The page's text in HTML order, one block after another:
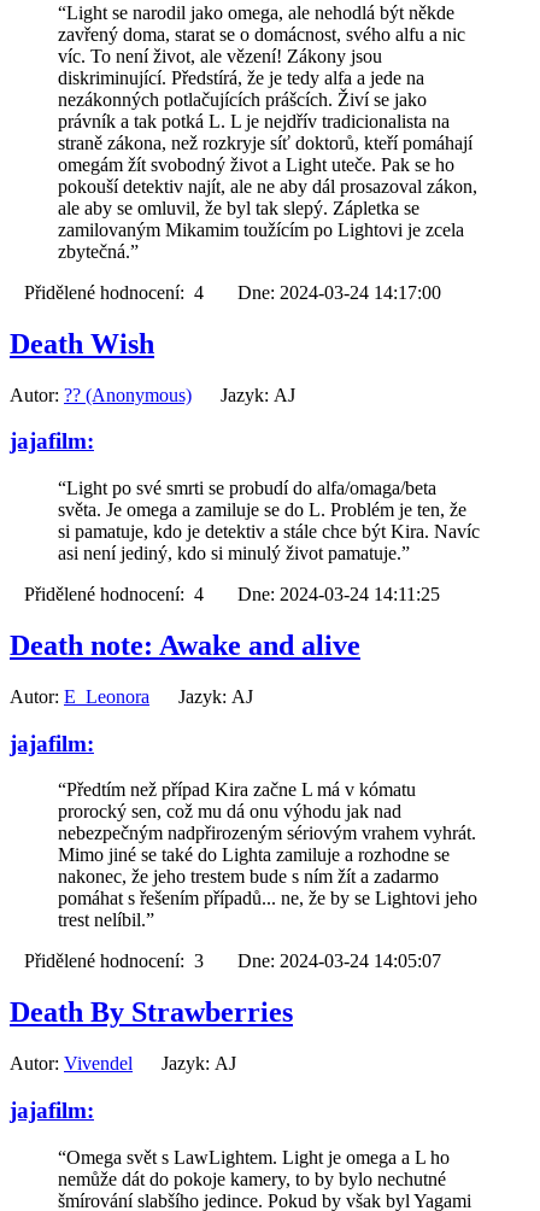
“Light se narodil jako omega, ale nehodlá být někde
zavřený doma, starat se o domácnost, svého alfu a nic
víc. To není život, ale vězení! Zákony jsou
diskriminující. Předstírá, že je tedy alfa a jede na
nezákonných potlačujících prášcích. Živí se jako
právník a tak potká L. L je nejdřív tradicionalista na
straně zákona, než rozkryje síť doktorů, kteří pomáhají
omegám žít svobodný život a Light uteče. Pak se ho
pokouší detektiv najít, ale ne aby dál prosazoval zákon,
ale aby se omluvil, že byl tak slepý. Zápletka se
zamilovaným Mikamim toužícím po Lightovi je zcela
zbytečná.”
Přidělené hodnocení: 4 Dne: 2024-03-24 14:17:00
Death Wish
Autor: ?? (Anonymous) Jazyk: AJ
jajafilm:
“Light po své smrti se probudí do alfa/omaga/beta
světa. Je omega a zamiluje se do L. Problém je ten, že
si pamatuje, kdo je detektiv a stále chce být Kira. Navíc
asi není jediný, kdo si minulý život pamatuje.”
Přidělené hodnocení: 4 Dne: 2024-03-24 14:11:25
Death note: Awake and alive
Autor: E_Leonora Jazyk: AJ
jajafilm:
“Předtím než případ Kira začne L má v kómatu
prorocký sen, což mu dá onu výhodu jak nad
nebezpečným nadpřirozeným sériovým vrahem vyhrát.
Mimo jiné se také do Lighta zamiluje a rozhodne se
nakonec, že jeho trestem bude s ním žít a zadarmo
pomáhat s řešením případů... ne, že by se Lightovi jeho
trest nelíbil.”
Přidělené hodnocení: 3 Dne: 2024-03-24 14:05:07
Death By Strawberries
Autor: Vivendel Jazyk: AJ
jajafilm:
“Omega svět s LawLightem. Light je omega a L ho
nemůže dát do pokoje kamery, to by bylo nechutné
šmírování slabšího jedince. Pokud by však byl Yagami